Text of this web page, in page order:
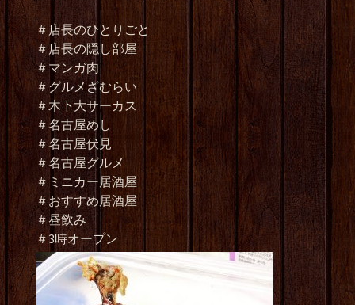
＃店長のひとりごと
＃店長の隠し部屋
＃マンガ肉
＃グルメざむらい
＃木下大サーカス
＃名古屋めし
＃名古屋伏見
＃名古屋グルメ
＃ミニカー居酒屋
＃おすすめ居酒屋
＃昼飲み
＃3時オープン